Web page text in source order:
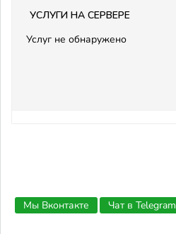
Услуги на сервере
Услуг не обнаружено
Мы Вконтакте Чат в Telegram